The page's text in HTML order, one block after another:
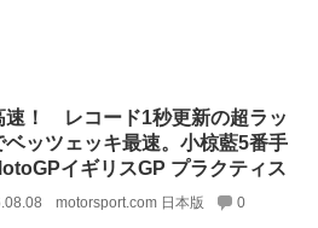
速！ レコード1秒更新の超ラッ
ベッツェッキ最速。小椋藍5番手
イギリスGP プラクティス
motorsport.com 日本版 0